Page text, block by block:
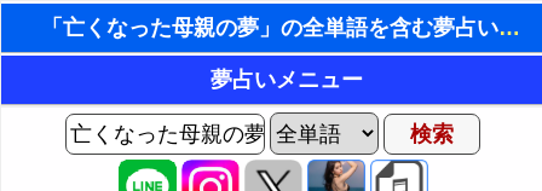
「亡くなった母親の夢」の全単語を含む夢占い検索結果
東洋・西洋占星術
ホラリー占星術
手相占いで未来診断
夢占いメニュー
AIゆめの夢占いチャット